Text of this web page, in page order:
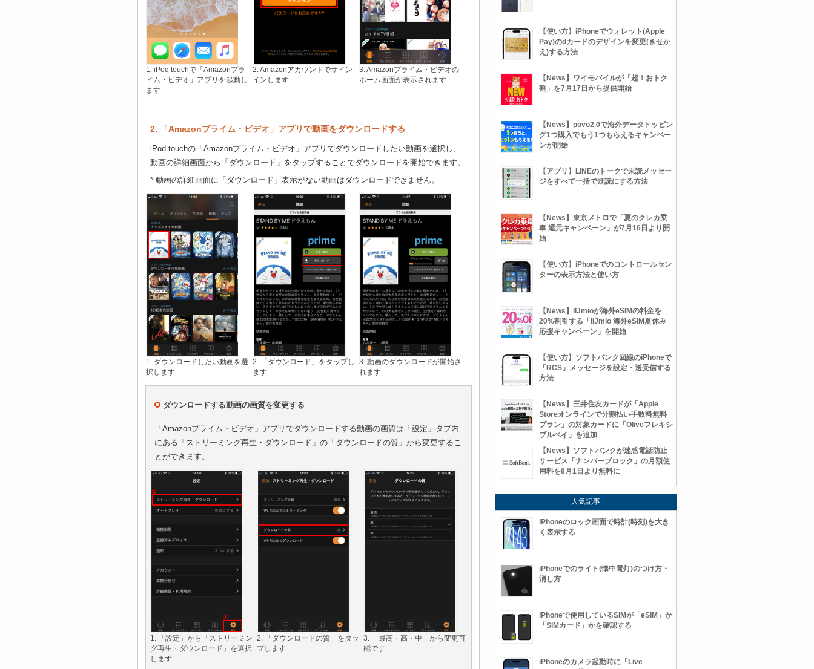
1. iPod touchで「Amazonプラ
イム・ビデオ」アプリを起動し
ます
2. Amazonアカウントでサイン
インします
3. Amazonプライム・ビデオの
ホーム画面が表示されます
2. 「Amazonプライム・ビデオ」アプリで動画をダウンロードする
iPod touchの「Amazonプライム・ビデオ」アプリでダウンロードしたい動画を選択し、
動画の詳細画面から「ダウンロード」をタップすることでダウンロードを開始できます。
* 動画の詳細画面に「ダウンロード」表示がない動画はダウンロードできません。
1. ダウンロードしたい動画を選
択します
2. 「ダウンロード」をタップし
ます
3. 動画のダウンロードが開始さ
れます
ダウンロードする動画の画質を変更する
「Amazonプライム・ビデオ」アプリでダウンロードする動画の画質は「設定」タブ内
にある「ストリーミング再生・ダウンロード」の「ダウンロードの質」から変更するこ
とができます。
1. 「設定」から「ストリーミン
グ再生・ダウンロード」を選択
します
2. 「ダウンロードの質」をタッ
プします
3. 「最高・高・中」から変更可
能です
【使い方】iPhoneでウォレット(Apple
Pay)のdカードのデザインを変更(きせか
え)する方法
【News】ワイモバイルが「超！おトク
割」を7月17日から提供開始
【News】povo2.0で海外データトッピン
グ1つ購入でもう1つもらえるキャンペー
ンが開始
【アプリ】LINEのトークで未読メッセー
ジをすべて一括で既読にする方法
【News】東京メトロで「夏のクレカ乗
車 還元キャンペーン」が7月16日より開
始
【使い方】iPhoneでのコントロールセン
ターの表示方法と使い方
【News】IIJmioが海外eSIMの料金を
20%割引する「IIJmio 海外eSIM夏休み
応援キャンペーン」を開始
【使い方】ソフトバンク回線のiPhoneで
「RCS」メッセージを設定・送受信する
方法
【News】三井住友カードが「Apple
Storeオンラインで分割払い手数料無料
プラン」の対象カードに「Oliveフレキシ
ブルペイ」を追加
【News】ソフトバンクが迷惑電話防止
サービス「ナンバーブロック」の月額使
用料を8月1日より無料に
人気記事
iPhoneのロック画面で時計(時刻)を大き
く表示する
iPhoneでのライト(懐中電灯)のつけ方・
消し方
iPhoneで使用しているSIMが「eSIM」か
「SIMカード」かを確認する
iPhoneのカメラ起動時に「Live